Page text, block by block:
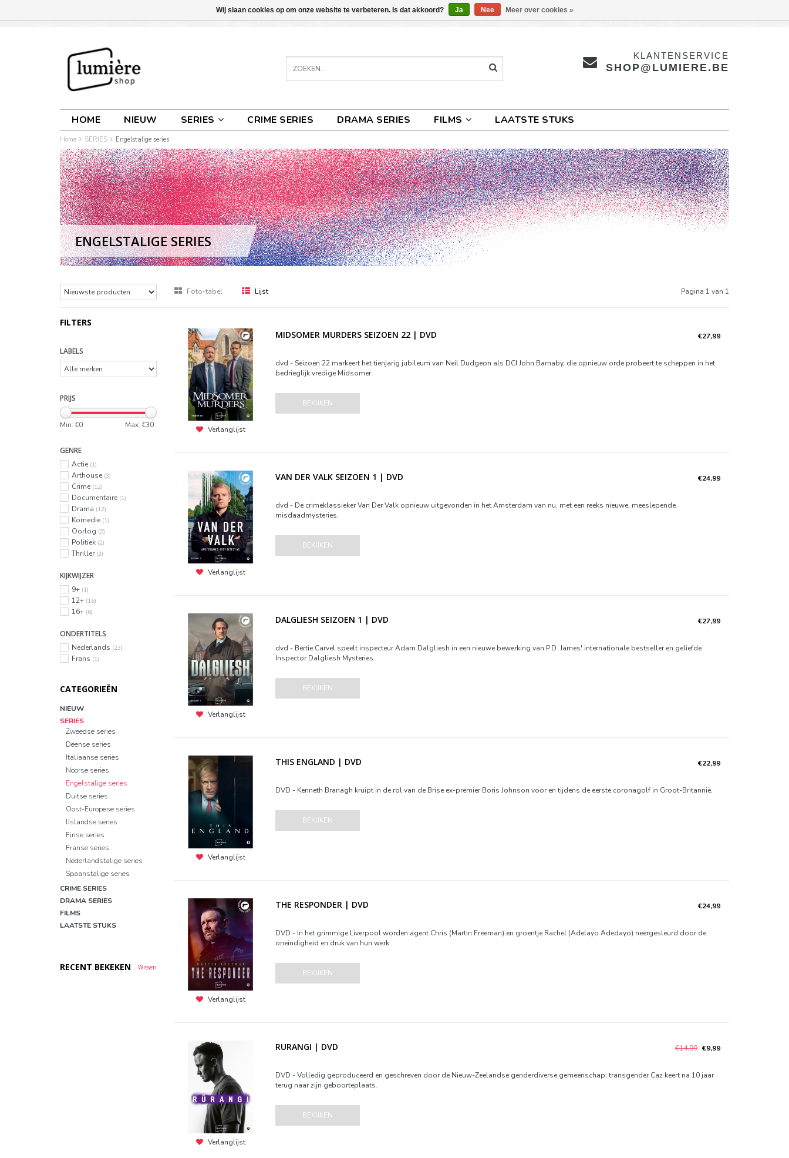
KLANTENSERVICE
SHOP@LUMIERE.BE
HOME NIEUW SERIES CRIME SERIES DRAMA SERIES FILMS LAATSTE STUKS
Home SERIES Engelstalige series
ENGELSTALIGE SERIES
Foto-tabel Lijst Pagina 1 van 1
FILTERS
LABELS
PRIJS
Min: €0 Max: €30
GENRE
Actie (1)
Arthouse (3)
Crime (12)
Documentaire (1)
Drama (12)
Komedie (1)
Oorlog (2)
Politiek (2)
Thriller (3)
KIJKWIJZER
9+ (1)
12+ (16)
16+ (6)
ONDERTITELS
Nederlands (23)
Frans (1)
CATEGORIEËN
NIEUW
SERIES
Zweedse series
Deense series
Italiaanse series
Noorse series
Engelstalige series
Duitse series
Oost-Europese series
IJslandse series
Finse series
Franse series
Nederlandstalige series
Spaanstalige series
CRIME SERIES
DRAMA SERIES
FILMS
LAATSTE STUKS
RECENT BEKEKEN Wissen
Verlanglijst
MIDSOMER MURDERS SEIZOEN 22 | DVD €27,99
dvd - Seizoen 22 markeert het tienjarig jubileum van Neil Dudgeon als DCI John Barnaby, die opnieuw orde probeert te scheppen in het
bedrieglijk vredige Midsomer.
BEKIJKEN
Verlanglijst
VAN DER VALK SEIZOEN 1 | DVD €24,99
dvd - De crimeklassieker Van Der Valk opnieuw uitgevonden in het Amsterdam van nu, met een reeks nieuwe, meeslepende
misdaadmysteries.
BEKIJKEN
Verlanglijst
DALGLIESH SEIZOEN 1 | DVD €27,99
dvd - Bertie Carvel speelt inspecteur Adam Dalgliesh in een nieuwe bewerking van P.D. James' internationale bestseller en geliefde
Inspector Dalgliesh Mysteries.
BEKIJKEN
Verlanglijst
THIS ENGLAND | DVD €22,99
DVD - Kenneth Branagh kruipt in de rol van de Brise ex-premier Boris Johnson voor en tijdens de eerste coronagolf in Groot-Britannië.
BEKIJKEN
Verlanglijst
THE RESPONDER | DVD €24,99
DVD - In het grimmige Liverpool worden agent Chris (Martin Freeman) en groentje Rachel (Adelayo Adedayo) neergesleurd door de
oneindigheid en druk van hun werk.
BEKIJKEN
Verlanglijst
RURANGI | DVD €14,99 €9,99
DVD - Volledig geproduceerd en geschreven door de Nieuw-Zeelandse genderdiverse gemeenschap: transgender Caz keert na 10 jaar
terug naar zijn geboorteplaats.
BEKIJKEN
Wij slaan cookies op om onze website te verbeteren. Is dat akkoord? Ja Nee Meer over cookies »